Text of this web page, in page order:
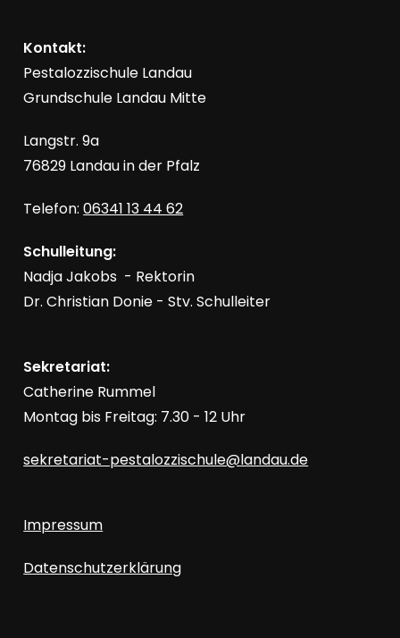
Kontakt:
Pestalozzischule Landau
Grundschule Landau Mitte
Langstr. 9a
76829 Landau in der Pfalz
Telefon:06341 13 44 62
Schulleitung:
Nadja Jakobs - Rektorin
Dr. Christian Donie - Stv. Schulleiter
Sekretariat:
Catherine Rummel
Montag bis Freitag: 7.30 - 12 Uhr
sekretariat-pestalozzischule@landau.de
Impressum
Datenschutzerklärung